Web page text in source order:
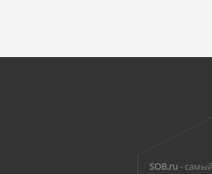
SOB.ru-